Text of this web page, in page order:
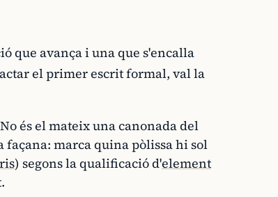
que avança i una que s'encalla
el primer escrit formal, val la
No és el mateix una canonada del
marca quina pòlissa hi sol
) segons la qualificació d'element